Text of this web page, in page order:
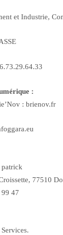
et Industrie,
:
: brienov.fr
77510
47